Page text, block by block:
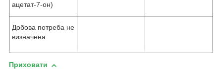
ацетат-7-он)
Добова потреба не
визначена.
Приховати